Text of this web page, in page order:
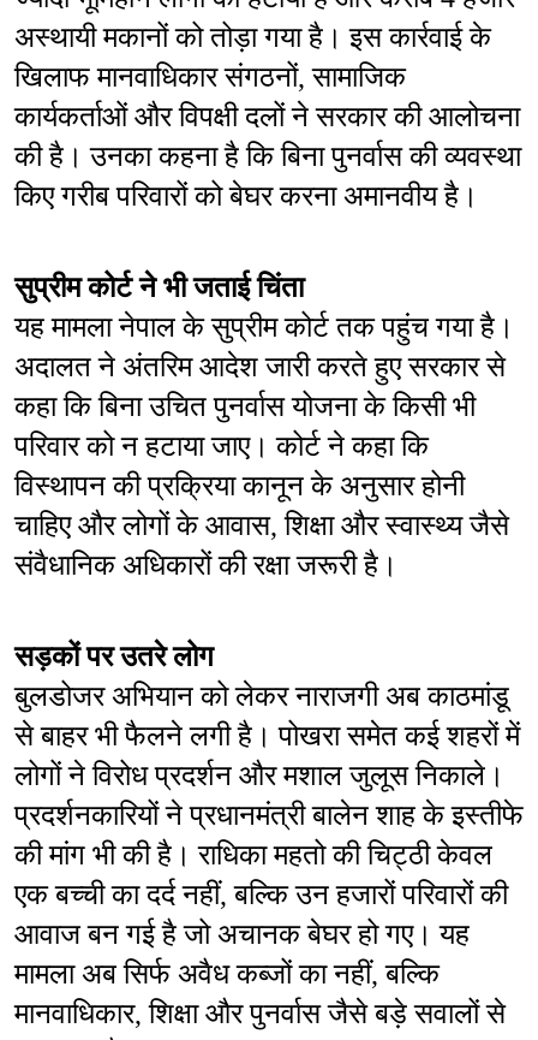
अस्थायी मकानों को तोड़ा गया है। इस कार्रवाई के
खिलाफ मानवाधिकार संगठनों, सामाजिक
कार्यकर्ताओं और विपक्षी दलों ने सरकार की आलोचना
की है। उनका कहना है कि बिना पुनर्वास की व्यवस्था
किए गरीब परिवारों को बेघर करना अमानवीय है।
सुप्रीम कोर्ट ने भी जताई चिंता
यह मामला नेपाल के सुप्रीम कोर्ट तक पहुंच गया है।
अदालत ने अंतरिम आदेश जारी करते हुए सरकार से
कहा कि बिना उचित पुनर्वास योजना के किसी भी
परिवार को न हटाया जाए। कोर्ट ने कहा कि
विस्थापन की प्रक्रिया कानून के अनुसार होनी
चाहिए और लोगों के आवास, शिक्षा और स्वास्थ्य जैसे
संवैधानिक अधिकारों की रक्षा जरूरी है।
सड़कों पर उतरे लोग
बुलडोजर अभियान को लेकर नाराजगी अब काठमांडू
से बाहर भी फैलने लगी है। पोखरा समेत कई शहरों में
लोगों ने विरोध प्रदर्शन और मशाल जुलूस निकाले।
प्रदर्शनकारियों ने प्रधानमंत्री बालेन शाह के इस्तीफे
की मांग भी की है। राधिका महतो की चिट्ठी केवल
एक बच्ची का दर्द नहीं, बल्कि उन हजारों परिवारों की
आवाज बन गई है जो अचानक बेघर हो गए। यह
मामला अब सिर्फ अवैध कब्जों का नहीं, बल्कि
मानवाधिकार, शिक्षा और पुनर्वास जैसे बड़े सवालों से